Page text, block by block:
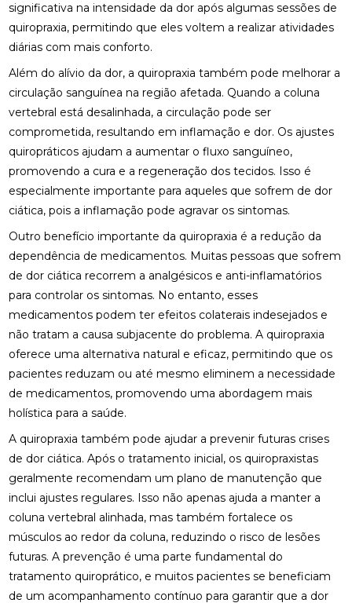
significativa na intensidade da dor após algumas sessões de
quiropraxia, permitindo que eles voltem a realizar atividades
diárias com mais conforto.
Além do alívio da dor, a quiropraxia também pode melhorar a
circulação sanguínea na região afetada. Quando a coluna
vertebral está desalinhada, a circulação pode ser
comprometida, resultando em inflamação e dor. Os ajustes
quiropráticos ajudam a aumentar o fluxo sanguíneo,
promovendo a cura e a regeneração dos tecidos. Isso é
especialmente importante para aqueles que sofrem de dor
ciática, pois a inflamação pode agravar os sintomas.
Outro benefício importante da quiropraxia é a redução da
dependência de medicamentos. Muitas pessoas que sofrem
de dor ciática recorrem a analgésicos e anti-inflamatórios
para controlar os sintomas. No entanto, esses
medicamentos podem ter efeitos colaterais indesejados e
não tratam a causa subjacente do problema. A quiropraxia
oferece uma alternativa natural e eficaz, permitindo que os
pacientes reduzam ou até mesmo eliminem a necessidade
de medicamentos, promovendo uma abordagem mais
holística para a saúde.
A quiropraxia também pode ajudar a prevenir futuras crises
de dor ciática. Após o tratamento inicial, os quiropraxistas
geralmente recomendam um plano de manutenção que
inclui ajustes regulares. Isso não apenas ajuda a manter a
coluna vertebral alinhada, mas também fortalece os
músculos ao redor da coluna, reduzindo o risco de lesões
futuras. A prevenção é uma parte fundamental do
tratamento quiroprático, e muitos pacientes se beneficiam
de um acompanhamento contínuo para garantir que a dor
ACUPUNTURA PERTO DE MIM: ENCONTRE O
MELHOR ATENDIMENTO PARA SEU BEM-ESTAR
ACUPUNTURA RJ: ALÍVIO E BEM-ESTAR
ONDE ENCONTRAR
ACUPUNTURA: BENEFÍCIOS E APLICAÇÕES PARA
SUA SAÚDE
BENEFÍCIOS DA ACUPUNTURA PARA SAÚDE
BENEFÍCIOS DA ACUPUNTURA RJ PARA SAÚDE E
BEM-ESTAR
BENEFÍCIOS DA OSTEOPATIA PARA A COLUNA
BENEFÍCIOS DA OSTEOPATIA RJ PARA SUA SAÚDE
BENEFÍCIOS DA PALMILA ORTOPÉDICA PARA
BENEFÍCIOS DA PALMILHA PARA JOANETE QUE
VOCÊ PRECISA CONHECER
BENEFÍCIOS DA QUIROPRAXIA CERVICAL
BENEFÍCIOS DA QUIROPRAXIA CERVICAL PARA SUA
SAÚDE
SAÚDE: GUIA COMPLETO
BENEFÍCIOS DA QUIROPRAXIA CERVICAL: UM GUIA